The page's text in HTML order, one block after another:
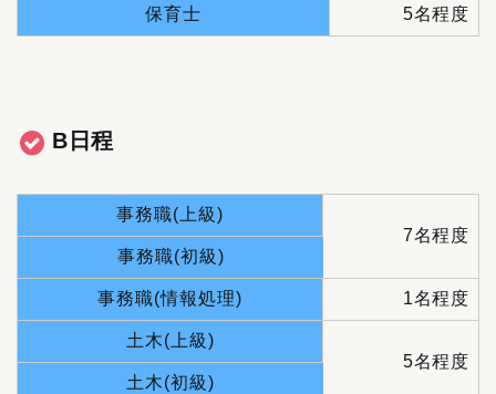
保育士 5名程度
B日程
事務職(上級)
7名程度
事務職(初級)
事務職(情報処理) 1名程度
土木(上級)
5名程度
土木(初級)